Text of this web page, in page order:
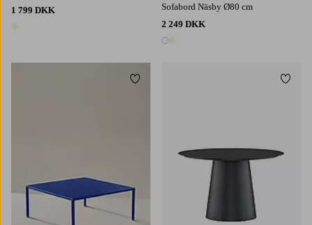
1 799 DKK
1 farve
Sofabord Näsby Ø80 cm
2 249 DKK
2 farver
Tilføj til favoritter